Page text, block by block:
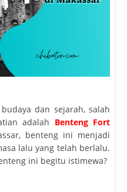
dan sejarah, salah
adalah Benteng Fort
benteng ini menjadi
lalu yang telah berlalu.
ini begitu istimewa?